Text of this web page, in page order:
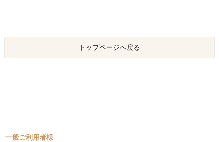
トップページへ戻る
一般ご利用者様